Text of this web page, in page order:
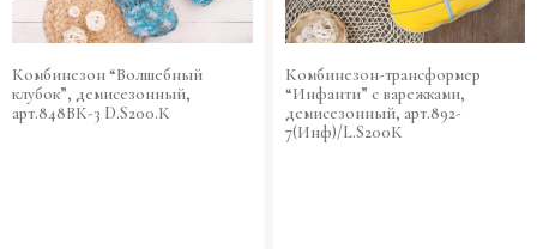
Комбинезон “Волшебный
клубок”, демисезонный,
арт.848ВК-3 D.S200.К
Комбинезон-трансформер
“Инфанти” с варежками,
демисезонный, арт.892-
7(Инф)/L.S200К